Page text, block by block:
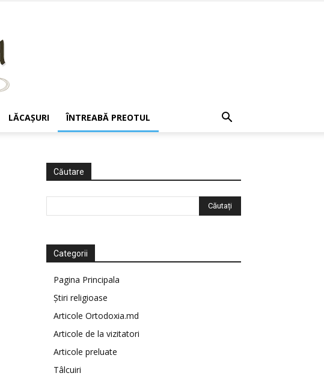
LĂCAŞURI ÎNTREABĂ PREOTUL
Căutare
Categorii
Pagina Principala
Știri religioase
Articole Ortodoxia.md
Articole de la vizitatori
Articole preluate
Tâlcuiri